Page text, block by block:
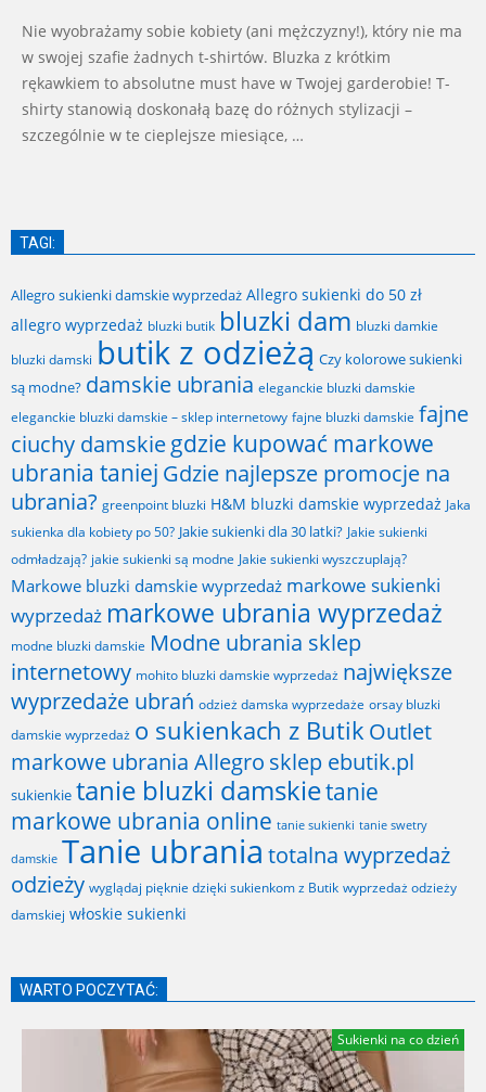
Nie wyobrażamy sobie kobiety (ani mężczyzny!), który nie ma
w swojej szafie żadnych t-shirtów. Bluzka z krótkim
rękawkiem to absolutne must have w Twojej garderobie! T-
shirty stanowią doskonałą bazę do różnych stylizacji –
szczególnie w te cieplejsze miesiące, …
TAGI:
Allegro sukienki damskie wyprzedaż Allegro sukienki do 50 zł
allegro wyprzedaż bluzki butik bluzki dam bluzki damkie
bluzki damski butik z odzieżą Czy kolorowe sukienki
są modne? damskie ubrania eleganckie bluzki damskie
eleganckie bluzki damskie – sklep internetowy fajne bluzki damskie fajne
ciuchy damskiegdzie kupować markowe
ubrania taniej Gdzie najlepsze promocje na
ubrania? greenpoint bluzki H&M bluzki damskie wyprzedaż Jaka
sukienka dla kobiety po 50? Jakie sukienki dla 30 latki? Jakie sukienki
odmładzają? jakie sukienki są modne Jakie sukienki wyszczuplają?
Markowe bluzki damskie wyprzedaż markowe sukienki
wyprzedaż markowe ubrania wyprzedaż
modne bluzki damskie Modne ubrania sklep
internetowy mohito bluzki damskie wyprzedaż największe
wyprzedaże ubrań odzież damska wyprzedaże orsay bluzki
damskie wyprzedaż o sukienkach z Butik Outlet
markowe ubrania Allegro sklep ebutik.pl
sukienkie tanie bluzki damskietanie
markowe ubrania online tanie sukienki tanie swetry
damskie Tanie ubrania totalna wyprzedaż
odzieży wyglądaj pięknie dzięki sukienkom z Butik wyprzedaż odzieży
damskiej włoskie sukienki
WARTO POCZYTAĆ:
Sukienki na co dzień